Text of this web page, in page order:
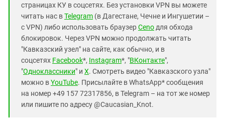
страницах КУ в соцсетях. Без установки VPN вы можете
читать нас вTelegram (в Дагестане, Чечне и Ингушетии –
с VPN) либо использовать браузерCeno для обхода
блокировок. Через VPN можно продолжать читать
"Кавказский узел" на сайте, как обычно, и в
соцсетях Facebook*, Instagram*, "ВКонтакте",
"Одноклассники" и X. Смотреть видео "Кавказского узла"
можно вYouTube. Присылайте в WhatsApp* сообщения
на номер +49 157 72317856, в Telegram – на тот же номер
или пишите по адресу @Caucasian_Knot.